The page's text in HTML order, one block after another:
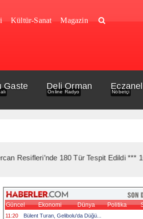
Kültür-Sanat Magazin
Gaste Deli Orman
Online Radyo Nöbetçi
180 Tür Tespit Edildi *** 10